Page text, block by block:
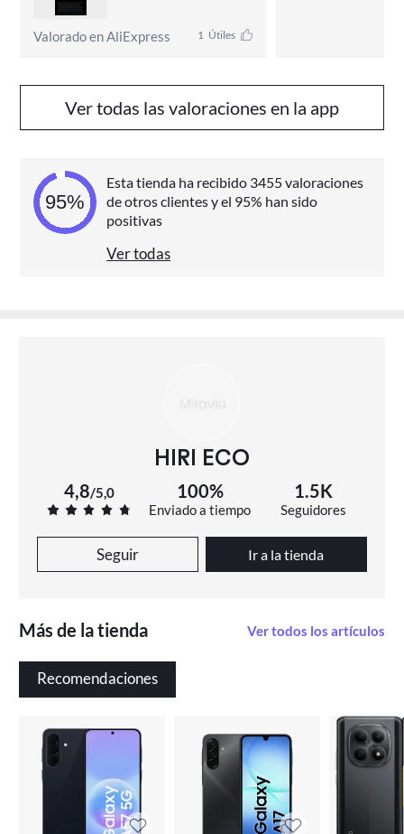
Valorado en AliExpress 1 Útiles
Ver todas las valoraciones en la app
Esta tienda ha recibido 3455 valoraciones
de otros clientes y el 95% han sido
positivas
Ver todas
HIRI ECO
4,8/5,0 100%
Enviado a tiempo
1.5K
Seguidores
Seguir Ir a la tienda
Más de la tienda Ver todos los artículos
Recomendaciones